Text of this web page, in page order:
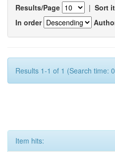
Results/Page | Sort
In order
Results 1-1 of 1 (Search time:
Item hits: